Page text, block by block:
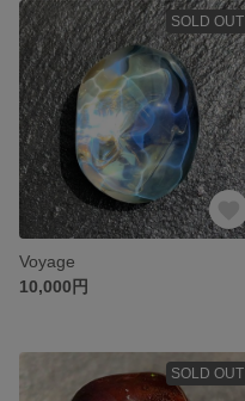
SOLD OUT
Voyage
10,000円
SOLD OUT